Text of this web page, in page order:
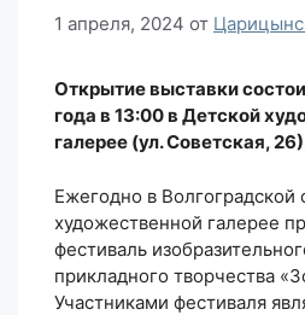
1 апреля, 2024 от
Открытие выставки
года в 13:00 в Детской
галерее (ул. Советская,
Ежегодно в Волгоградской
художественной галерее
фестиваль
прикладного творчества
Участниками фестиваля